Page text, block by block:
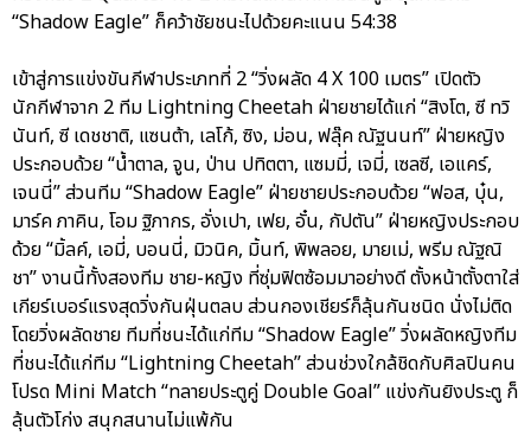
“Shadow Eagle” ก็คว้าชัยชนะไปด้วยคะแนน 54:38
เข้าสู่การแข่งขันกีฬาประเภทที่ 2 “วิ่งผลัด 4 X 100 เมตร” เปิดตัว
นักกีฬาจาก 2 ทีม Lightning Cheetah ฝ่ายชายได้แก่ “สิงโต, ซี ทวิ
นันท์, ซี เดชชาติ, แซนต้า, เลโก้, ซิง, ม่อน, ฟลุ๊ค ณัฐนนท์” ฝ่ายหญิง
ประกอบด้วย “น้ำตาล, จูน, ป่าน ปทิตตา, แซมมี่, เจมี่, เซลซี, เอแคร์,
เจนนี่” ส่วนทีม “Shadow Eagle” ฝ่ายชายประกอบด้วย “ฟอส, บุ๋น,
มาร์ค ภาคิน, โอม ฐิภากร, อั่งเปา, เฟย, อั๋น, กัปตัน” ฝ่ายหญิงประกอบ
ด้วย “มิ้ลค์, เอมี่, บอนนี่, มิวนิค, มิ้นท์, พิพลอย, มายเม่, พรีม ณัฐณิ
ชา” งานนี้ทั้งสองทีม ชาย-หญิง ที่ซุ่มฟิตซ้อมมาอย่างดี ตั้งหน้าตั้งตาใส่
เกียร์เบอร์แรงสุดวิ่งกันฝุ่นตลบ ส่วนกองเชียร์ก็ลุ้นกันชนิด นั่งไม่ติด
โดยวิ่งผลัดชาย ทีมที่ชนะได้แก่ทีม “Shadow Eagle” วิ่งผลัดหญิงทีม
ที่ชนะได้แก่ทีม “Lightning Cheetah” ส่วนช่วงใกล้ชิดกับศิลปินคน
โปรด Mini Match “ทลายประตูคู่ Double Goal” แข่งกันยิงประตู ก็
ลุ้นตัวโก่ง สนุกสนานไม่แพ้กัน